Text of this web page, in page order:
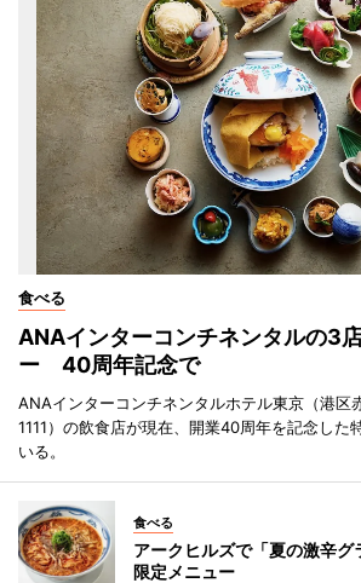
食べる
ANAインターコンチネンタルの3
ー 40周年記念で
ANAインターコンチネンタルホテル東京（港
1111）の飲食店が現在、開業40周年を記念した
いる。
食べる
アークヒルズで「夏の激辛
限定メニュー